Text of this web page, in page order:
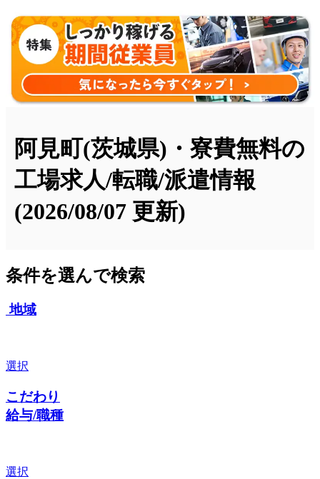
阿見町(茨城県)・寮費無料の
工場求人/転職/派遣情報
(2026/08/07 更新)
条件を選んで検索
地域
選択
こだわり
給与/職種
選択